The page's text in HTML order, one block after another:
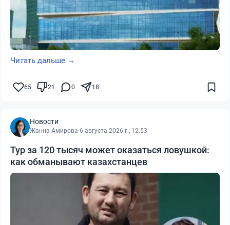
Читать дальше →
65 21 0 18
Новости
Жанна Амирова·6 августа 2026 г., 12:53
Тур за 120 тысяч может оказаться ловушкой:
как обманывают казахстанцев